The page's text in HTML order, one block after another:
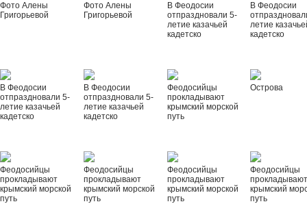
Фото Алены
Григорьевой
Фото Алены
Григорьевой
В Феодосии
отпраздновали 5-
летие казачьей
кадетско
В Феодосии
летие
кадетско
В Феодосии
отпраздновали 5-
летие казачьей
кадетско
В Феодосии
отпраздновали 5-
летие казачьей
кадетско
Феодосийцы
прокладывают
крымский морской
путь
Острова
Феодосийцы
прокладывают
крымский морской
путь
Феодосийцы
прокладывают
крымский морской
путь
Феодосийцы
прокладывают
крымский морской
путь
Феодосийцы
крымский
путь